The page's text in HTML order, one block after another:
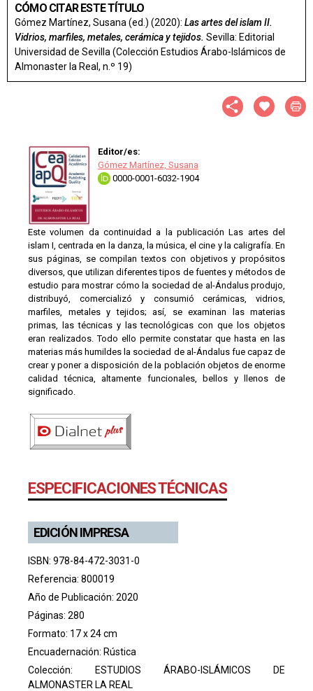
CÓMO CITAR ESTE TÍTULO
Gómez Martínez, Susana (ed.) (2020): Las artes del islam II.
Vidrios, marfiles, metales, cerámica y tejidos. Sevilla: Editorial
Universidad de Sevilla (Colección Estudios Árabo-Islámicos de
Almonaster la Real, n.º 19)
Editor/es:
Gómez Martínez, Susana
0000-0001-6032-1904
Este volumen da continuidad a la publicación Las artes del
islam I, centrada en la danza, la música, el cine y la caligrafía. En
sus páginas, se compilan textos con objetivos y propósitos
diversos, que utilizan diferentes tipos de fuentes y métodos de
estudio para mostrar cómo la sociedad de al-Ándalus produjo,
distribuyó, comercializó y consumió cerámicas, vidrios,
marfiles, metales y tejidos; así, se examinan las materias
primas, las técnicas y las tecnológicas con que los objetos
eran realizados. Todo ello permite constatar que hasta en las
materias más humildes la sociedad de al-Ándalus fue capaz de
crear y poner a disposición de la población objetos de enorme
calidad técnica, altamente funcionales, bellos y llenos de
significado.
ESPECIFICACIONES TÉCNICAS
EDICIÓN IMPRESA
ISBN: 978-84-472-3031-0
Referencia: 800019
Año de Publicación: 2020
Páginas: 280
Formato: 17 x 24 cm
Encuadernación: Rústica
Colección: ESTUDIOS ÁRABO-ISLÁMICOS DE
ALMONASTER LA REAL